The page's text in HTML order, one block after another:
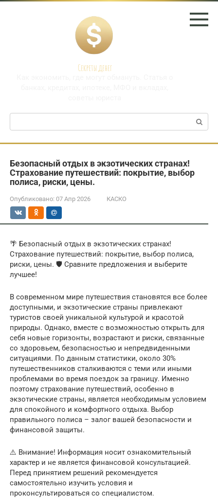
Перейти
Секреты денег
Поиск:
Безопасный отдых в экзотических странах!
Страхование путешествий: покрытие, выбор
полиса, риски, цены.
Опубликовано: 07 Апр 2026 КАСКО
🌴 Безопасный отдых в экзотических странах!
Страхование путешествий: покрытие, выбор полиса,
риски, цены. 🛡️ Сравните предложения и выберите
лучшее!
В современном мире путешествия становятся все более
доступными, и экзотические страны привлекают
туристов своей уникальной культурой и красотой
природы. Однако, вместе с возможностью открыть для
себя новые горизонты, возрастают и риски, связанные
со здоровьем, безопасностью и непредвиденными
ситуациями. По данным статистики, около 30%
путешественников сталкиваются с теми или иными
проблемами во время поездок за границу. Именно
поэтому страхование путешествий, особенно в
экзотические страны, является необходимым условием
для спокойного и комфортного отдыха. Выбор
правильного полиса – залог вашей безопасности и
финансовой защиты.
⚠️ Внимание! Информация носит ознакомительный
характер и не является финансовой консультацией.
Перед принятием решений рекомендуется
самостоятельно изучить условия и
проконсультироваться со специалистом.